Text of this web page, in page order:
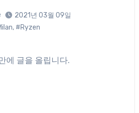
2021년 03월 09일
, #Ryzen
에 글을 올립니다.